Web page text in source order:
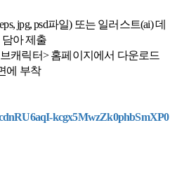
jpg, psd파일) 또는 일러스트(ai) 데
아 제출
캐릭터> 홈페이지에서 다운로드
에 부착
kcgx5MwzZk0phbSmXP0